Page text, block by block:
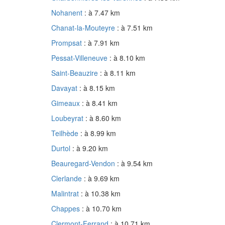
Nohanent : à 7.47 km
Chanat-la-Mouteyre : à 7.51 km
Prompsat : à 7.91 km
Pessat-Villeneuve : à 8.10 km
Saint-Beauzire : à 8.11 km
Davayat : à 8.15 km
Gimeaux : à 8.41 km
Loubeyrat : à 8.60 km
Teilhède : à 8.99 km
Durtol : à 9.20 km
Beauregard-Vendon : à 9.54 km
Clerlande : à 9.69 km
Malintrat : à 10.38 km
Chappes : à 10.70 km